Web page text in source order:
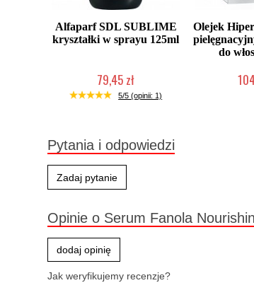
Alfaparf SDL SUBLIME
kryształki w sprayu 125ml
79,45 zł
Duża ilość (wysyłka w 24h)
5/5 (opinii: 1)
Olejek
do
Pytania i odpowiedzi
Zadaj pytanie
Opinie o Serum Fanola
dodaj opinię
Jak weryfikujemy recenzje?